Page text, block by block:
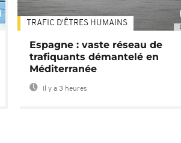
TRAFIC D'ÊTRES HUMAINS
Espagne : vaste réseau de
trafiquants démantelé en
Méditerranée
Il y a 3 heures